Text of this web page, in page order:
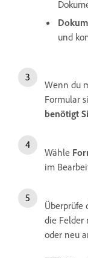
und
Wenn du
Formular
benötigt
Wähle
im
Überprüfe
die Felder
oder neu